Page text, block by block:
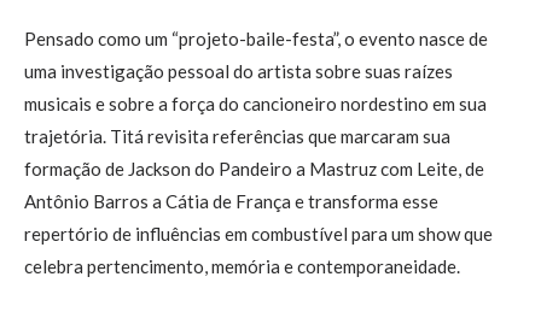
Pensado como um “projeto-baile-festa”, o evento nasce de
uma investigação pessoal do artista sobre suas raízes
musicais e sobre a força do cancioneiro nordestino em sua
trajetória. Titá revisita referências que marcaram sua
formação de Jackson do Pandeiro a Mastruz com Leite, de
Antônio Barros a Cátia de França e transforma esse
repertório de influências em combustível para um show que
celebra pertencimento, memória e contemporaneidade.